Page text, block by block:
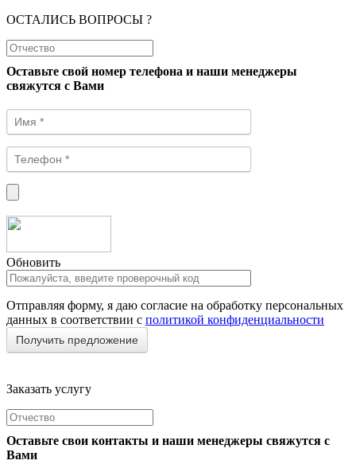
ОСТАЛИСЬ ВОПРОСЫ ?
Оставьте свой номер телефона и наши менеджеры
свяжутся с Вами
Обновить
Отправляя форму, я даю согласие на обработку персональных
данных в соответствии с политикой конфиденциальности
Заказать услугу
Оставьте свои контакты и наши менеджеры свяжутся с
Вами